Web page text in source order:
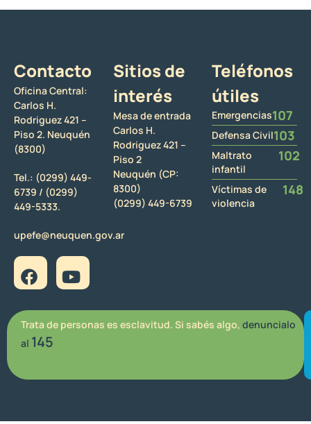
Contacto
Oficina Central:
Carlos H.
Rodriguez 421 –
Piso 2. Neuquén
(8300)
Tel.: (0299) 449-
6739 / (0299)
449-5333.
upefe@neuquen.gov.ar
Sitios de
interés
Mesa de entrada
Carlos H.
Rodriguez 421 –
Piso 2
Neuquén (CP:
8300)
(0299) 449-6739
Teléfonos
útiles
Emergencias107
Defensa Civil103
Maltrato
infantil
102
Víctimas de
violencia
148
Trata de personas es esclavitud. Si sabés algo, denuncialo
al 145